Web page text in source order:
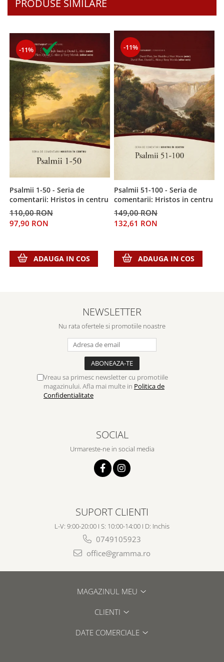
Dezvoltare personala
Leadership
Sanatate / nutritie
PRODUSE SIMILARE
-11%
Psalmii 1-50 - Seria de
comentarii: Hristos in centru
110,00 RON
97,90 RON
ADAUGA IN COS
-11%
Psalmii 51-100 - Seria de
comentarii: Hristos in centru
149,00 RON
132,61 RON
ADAUGA IN COS
NEWSLETTER
Nu rata ofertele si promotiile noastre
Vreau sa primesc newsletter cu promotiile
magazinului. Afla mai multe in Politica de
Confidentialitate
SOCIAL
Urmareste-ne in social media
SUPORT CLIENTI
L-V: 9:00-20:00 I S: 10:00-14:00 I D: Inchis
0749105923
office@gramma.ro
MAGAZINUL MEU
CLIENTI
DATE COMERCIALE